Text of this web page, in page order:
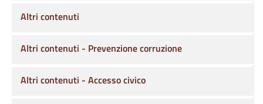
Altri contenuti
Altri contenuti - Prevenzione corruzione
Altri contenuti - Accesso civico